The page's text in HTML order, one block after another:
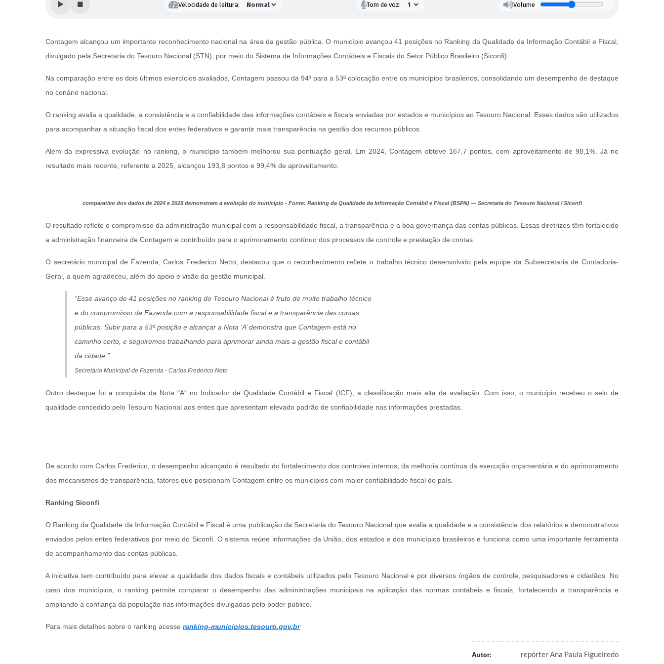
Velocidade de leitura: Tom de voz: Volume
Contagem alcançou um importante reconhecimento nacional na área da gestão pública. O município avançou 41 posições no Ranking da Qualidade da Informação Contábil e Fiscal,
divulgado pela Secretaria do Tesouro Nacional (STN), por meio do Sistema de Informações Contábeis e Fiscais do Setor Público Brasileiro (Siconfi).
Na comparação entre os dois últimos exercícios avaliados, Contagem passou da 94ª para a 53ª colocação entre os municípios brasileiros, consolidando um desempenho de destaque
no cenário nacional.
O ranking avalia a qualidade, a consistência e a confiabilidade das informações contábeis e fiscais enviadas por estados e municípios ao Tesouro Nacional. Esses dados são utilizados
para acompanhar a situação fiscal dos entes federativos e garantir mais transparência na gestão dos recursos públicos.
Além da expressiva evolução no ranking, o município também melhorou sua pontuação geral. Em 2024, Contagem obteve 167,7 pontos, com aproveitamento de 98,1%. Já no
resultado mais recente, referente a 2025, alcançou 193,8 pontos e 99,4% de aproveitamento.
comparativo dos dados de 2024 e 2025 demonstram a evolução do município - Fonte: Ranking da Qualidade da Informação Contábil e Fiscal (BSPN) — Secretaria do Tesouro Nacional / Siconfi
O resultado reflete o compromisso da administração municipal com a responsabilidade fiscal, a transparência e a boa governança das contas públicas. Essas diretrizes têm fortalecido
a administração financeira de Contagem e contribuído para o aprimoramento contínuo dos processos de controle e prestação de contas.
O secretário municipal de Fazenda, Carlos Frederico Netto, destacou que o reconhecimento reflete o trabalho técnico desenvolvido pela equipe da Subsecretaria de Contadoria-
Geral, a quem agradeceu, além do apoio e visão da gestão municipal.
“Esse avanço de 41 posições no ranking do Tesouro Nacional é fruto de muito trabalho técnico
e do compromisso da Fazenda com a responsabilidade fiscal e a transparência das contas
públicas. Subir para a 53ª posição e alcançar a Nota ‘A’ demonstra que Contagem está no
caminho certo, e seguiremos trabalhando para aprimorar ainda mais a gestão fiscal e contábil
da cidade.”
Secretário Municipal de Fazenda - Carlos Frederico Neto
Outro destaque foi a conquista da Nota "A" no Indicador de Qualidade Contábil e Fiscal (ICF), a classificação mais alta da avaliação. Com isso, o município recebeu o selo de
qualidade concedido pelo Tesouro Nacional aos entes que apresentam elevado padrão de confiabilidade nas informações prestadas.
De acordo com Carlos Frederico, o desempenho alcançado é resultado do fortalecimento dos controles internos, da melhoria contínua da execução orçamentária e do aprimoramento
dos mecanismos de transparência, fatores que posicionam Contagem entre os municípios com maior confiabilidade fiscal do país.
Ranking Siconfi
O Ranking da Qualidade da Informação Contábil e Fiscal é uma publicação da Secretaria do Tesouro Nacional que avalia a qualidade e a consistência dos relatórios e demonstrativos
enviados pelos entes federativos por meio do Siconfi. O sistema reúne informações da União, dos estados e dos municípios brasileiros e funciona como uma importante ferramenta
de acompanhamento das contas públicas.
A iniciativa tem contribuído para elevar a qualidade dos dados fiscais e contábeis utilizados pelo Tesouro Nacional e por diversos órgãos de controle, pesquisadores e cidadãos. No
caso dos municípios, o ranking permite comparar o desempenho das administrações municipais na aplicação das normas contábeis e fiscais, fortalecendo a transparência e
ampliando a confiança da população nas informações divulgadas pelo poder público.
Para mais detalhes sobre o ranking acesse ranking-municipios.tesouro.gov.br
Autor: repórter Ana Paula Figueiredo